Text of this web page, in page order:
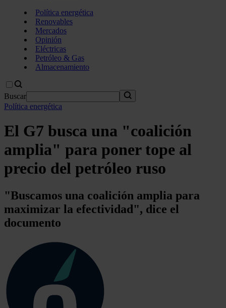
Política energética
Renovables
Mercados
Opinión
Eléctricas
Petróleo & Gas
Almacenamiento
Buscar
Política energética
El G7 busca una "coalición
amplia" para poner tope al
precio del petróleo ruso
"Buscamos una coalición amplia para
maximizar la efectividad", dice el
documento